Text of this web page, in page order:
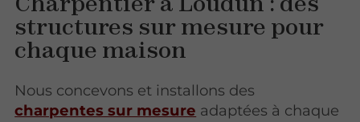
structures sur mesure pour
chaque maison
Nous concevons et installons des
charpentes sur mesure adaptées à chaque